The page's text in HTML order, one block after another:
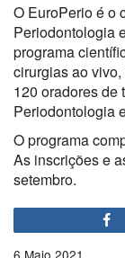
O EuroPerio é o
Periodontologia
programa
cirurgias ao
120 oradores de
Periodontologia
O programa
As inscrições e
setembro.
6 Maio 2021